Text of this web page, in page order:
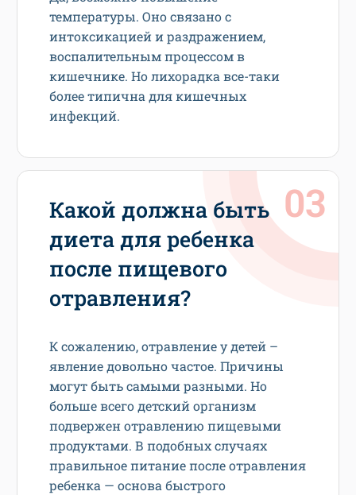
температуры. Оно связано с
интоксикацией и раздражением,
воспалительным процессом в
кишечнике. Но лихорадка все-таки
более типична для кишечных
инфекций.
Какой должна быть
диета для ребенка
после пищевого
отравления?
К сожалению, отравление у детей –
явление довольно частое. Причины
могут быть самыми разными. Но
больше всего детский организм
подвержен отравлению пищевыми
продуктами. В подобных случаях
правильное питание после отравления
ребенка — основа быстрого